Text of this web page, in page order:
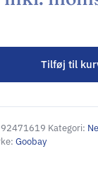
Tilføj til
Kategori:
Goobay